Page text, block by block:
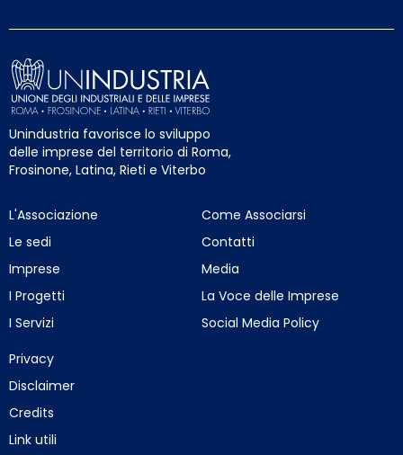
Unindustria favorisce lo sviluppo
delle imprese del territorio di Roma,
Frosinone, Latina, Rieti e Viterbo
L'Associazione
Le sedi
Imprese
I Progetti
I Servizi
Come Associarsi
Contatti
Media
La Voce delle Imprese
Social Media Policy
Privacy
Disclaimer
Credits
Link utili